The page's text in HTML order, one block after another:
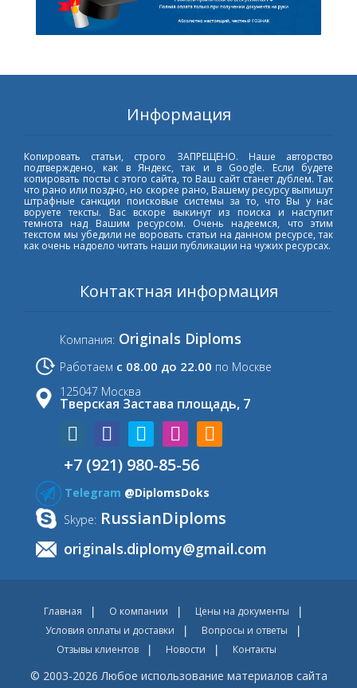
Информация
Копировать статьи, строго ЗАПРЕЩЕНО. Наше авторство
подтверждено, как в Яндекс, так и в Google. Если будете
копировать посты с этого сайта, то Ваш сайт станет дублем. Так
что рано или поздно, но скорее рано, Вашему ресурсу выпишут
штрафные санкции поисковые системы за то, что Вы у нас
воруете тексты. Вас вскоре выкинут из поиска и наступит
темнота над Вашим ресурсом. Очень надеемся, что этим
текстом мы убедили не воровать статьи на данном ресурсе, так
как очень надоело читать наши публикации на чужих ресурсах.
Контактная информация
Компания: Originals Diploms
Работаем с 08.00 до 22.00 по Москве
125047 Москва
Тверская Застава площадь, 7
+7 (921) 980-85-56
Telegram @DiplomsDoks
Skype: RussianDiploms
originals.diplomy@gmail.com
Главная О компании
Цены на документы
Условия оплаты и доставки
Вопросы и ответы
Отзывы клиентов
Новости Контакты
© 2003-2026 Любое использование материалов сайта